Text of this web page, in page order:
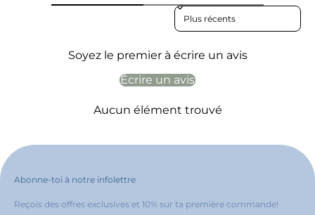
Sort reviews by
Soyez le premier à écrire un avis
Écrire un avis
Aucun élément trouvé
Abonne-toi à notre infolettre
Reçois des offres exclusives et 10% sur ta première commande!